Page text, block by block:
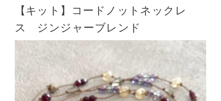
【キット】コードノットネックレ
ス ジンジャーブレンド